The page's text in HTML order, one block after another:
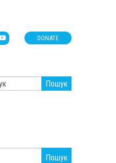
DONATE
Пошук
Пошук